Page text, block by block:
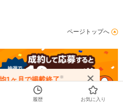
ページトップへ
1ヶ月で掲載終了※
問い合わせください
履歴 お気に入り